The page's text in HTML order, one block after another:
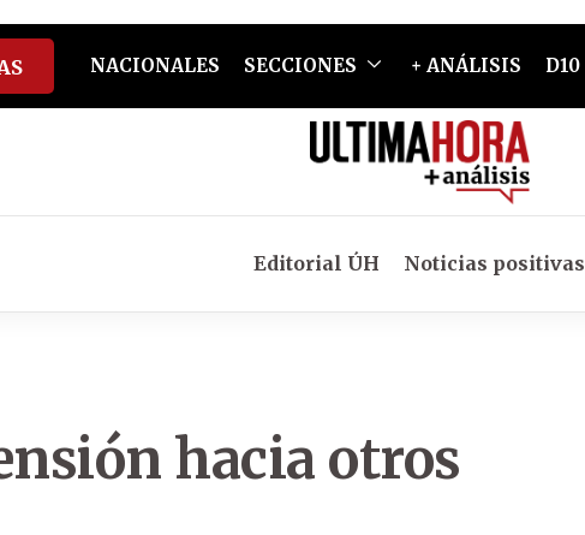
NACIONALES SECCIONES + ANÁLISIS D10
Editorial ÚH Noticias positivas
hacia otros